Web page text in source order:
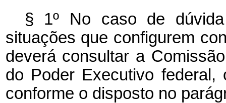
§ 1º No caso de
situações que configurem
deverá consultar a
do Poder Executivo federal,
conforme o disposto no